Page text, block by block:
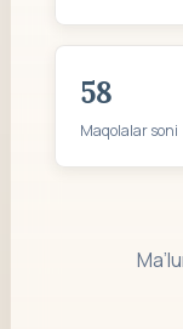
58
Maqolalar soni